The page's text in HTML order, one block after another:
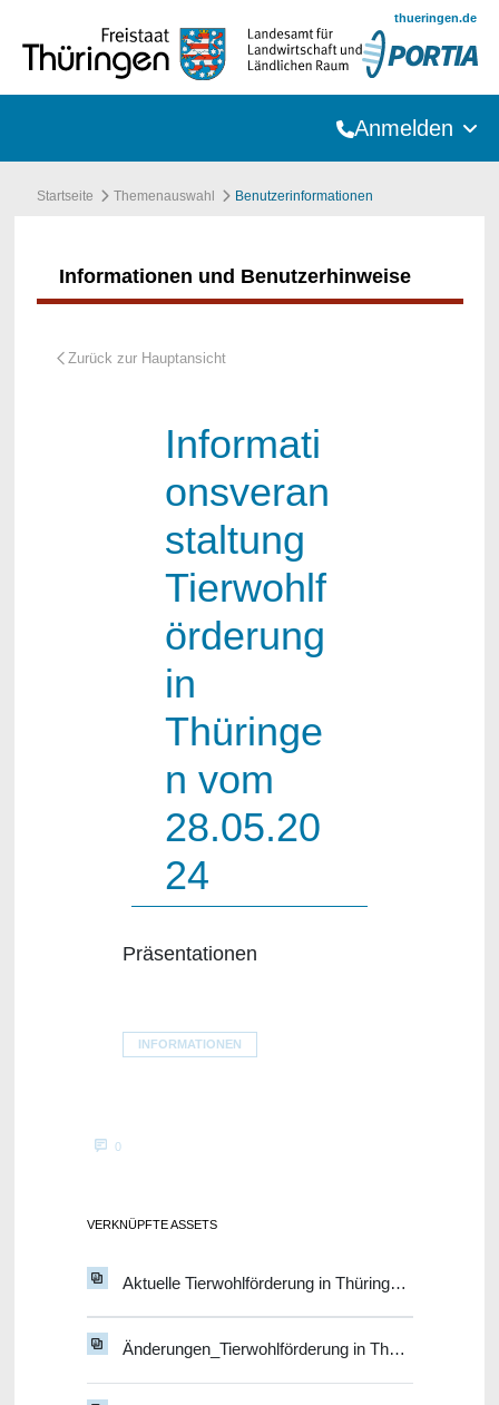
thueringen.de
Anmelden
Startseite Themenauswahl Benutzerinformationen
Informationen und Benutzerhinweise
Informati
onsveran
staltung
Tierwohlf
örderung
in
Thüringe
n vom
28.05.20
24
Präsentationen
INFORMATIONEN
0
VERKNÜPFTE ASSETS
Aktuelle Tierwohlförderung in Thüringen_Schrön
Änderungen_Tierwohlförderung in Thüringen_Schrön